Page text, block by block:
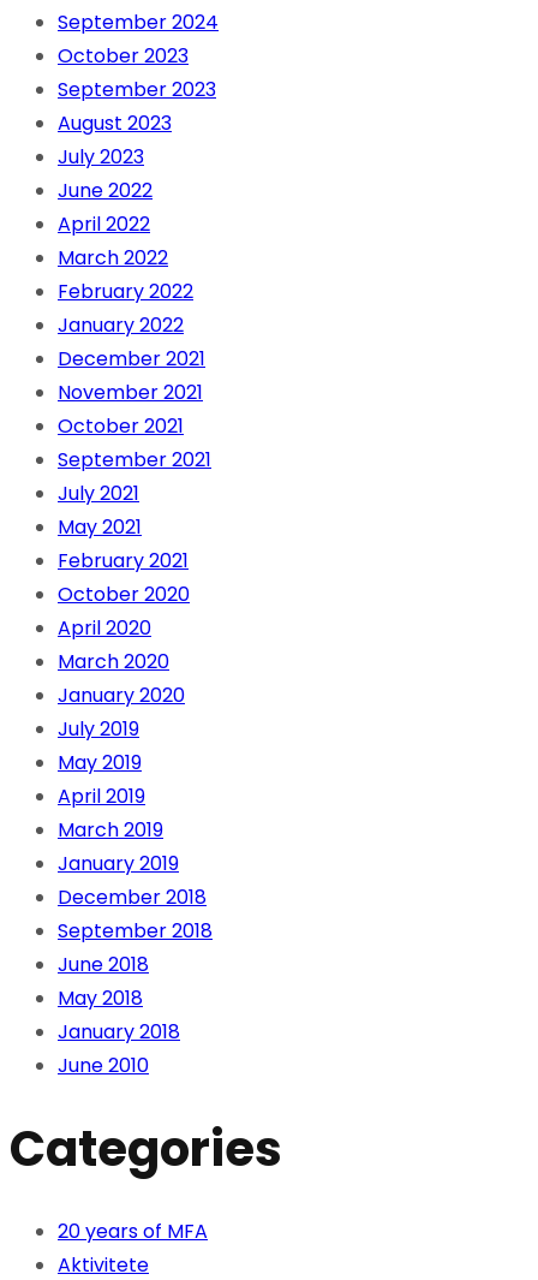
September 2024
October 2023
September 2023
August 2023
July 2023
June 2022
April 2022
March 2022
February 2022
January 2022
December 2021
November 2021
October 2021
September 2021
July 2021
May 2021
February 2021
October 2020
April 2020
March 2020
January 2020
July 2019
May 2019
April 2019
March 2019
January 2019
December 2018
September 2018
June 2018
May 2018
January 2018
June 2010
Categories
20 years of MFA
Aktivitete